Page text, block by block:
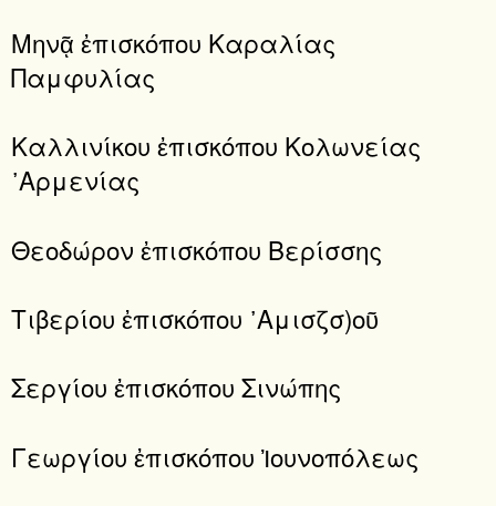
Μηνᾷ ἐπισκόπου Καραλίας
Παμφυλίας
Καλλινίκου ἐπισκόπου Κολωνείας
᾿Αρμενίας
Θεοδώρον ἐπισκόπου Βερίσσης
Τιβερίου ἐπισκόπου ᾿Αμισζσ)οῦ
Σεργίου ἐπισκόπου Σινώπης
Γεωργίου ἐπισκόπου Ἰουνοπόλεως